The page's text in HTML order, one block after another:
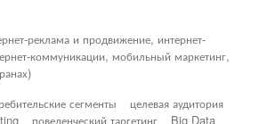
реклама и продвижение, интернет-
коммуникации, мобильный маркетинг,
сегменты
целевая аудитория
поведенческий таргетинг
Big Data